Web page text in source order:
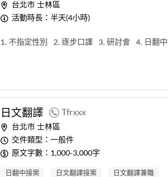
台北市 士林區
活動時長：半天(4小時)
1. 不指定性別 2. 逐步口譯 3. 研討會 4. 日翻中
日文翻譯 Tfrxxx
台北市 士林區
交件類型：一般件
原文字數：1,000-3,000字
日翻中接案 日文翻譯接案 日文翻譯兼職